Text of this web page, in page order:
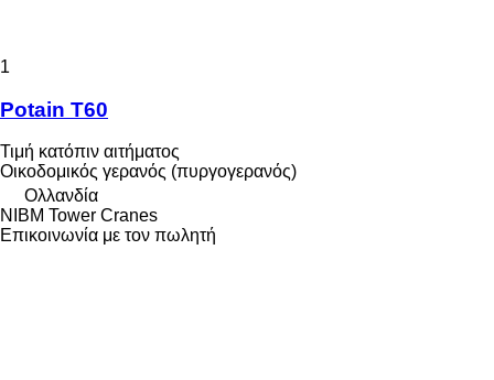
1
Potain T60
Τιμή κατόπιν αιτήματος
Οικοδομικός γερανός (πυργογερανός)
Ολλανδία
NIBM Tower Cranes
Επικοινωνία με τον πωλητή